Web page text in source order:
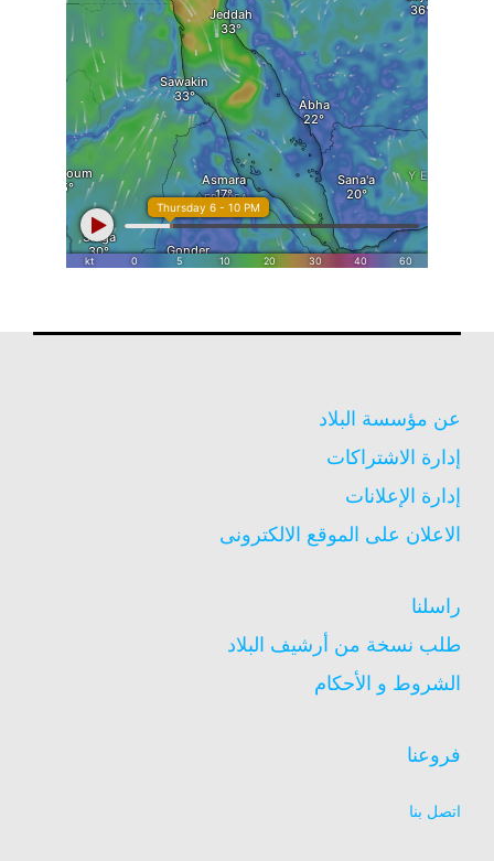
عن مؤسسة البلاد
إدارة الاشتراكات
إدارة الإعلانات
الاعلان على الموقع الالكترونى
راسلنا
طلب نسخة من أرشيف البلاد
الشروط و الأحكام
فروعنا
اتصل بنا